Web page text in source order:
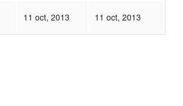
11 oct, 2013 11 oct, 2013